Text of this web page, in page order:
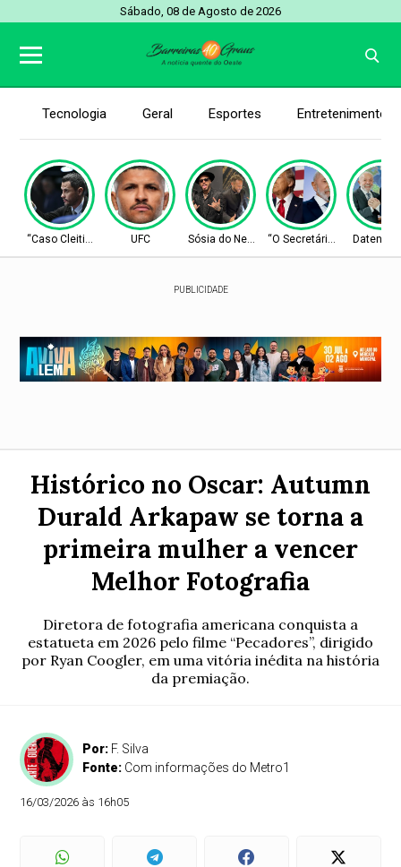
Sábado, 08 de Agosto de 2026
Tecnologia Geral Esportes Entretenimento
“Caso Cleitinho” UFC Sósia do Neymar“O Secretário” Datena
PUBLICIDADE
Histórico no Oscar: Autumn
Durald Arkapaw se torna a
primeira mulher a vencer
Melhor Fotografia
Diretora de fotografia americana conquista a
estatueta em 2026 pelo filme “Pecadores”, dirigido
por Ryan Coogler, em uma vitória inédita na história
da premiação.
Por: F. Silva
Fonte: Com informações do Metro1
16/03/2026 às 16h05